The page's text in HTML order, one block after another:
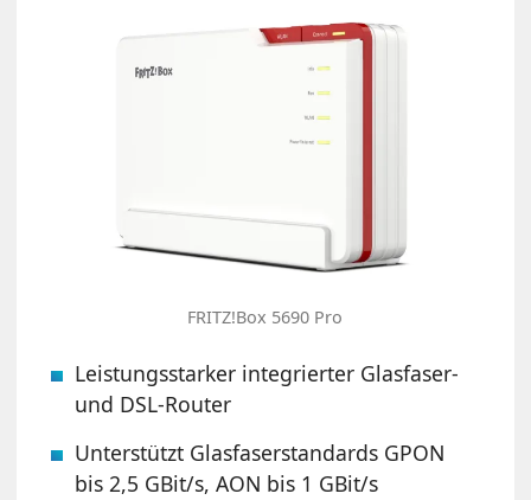
FRITZ!Box 5690 Pro
Leistungsstarker integrierter Glasfaser-
und DSL-Router
Unterstützt Glasfaserstandards GPON
bis 2,5 GBit/s, AON bis 1 GBit/s